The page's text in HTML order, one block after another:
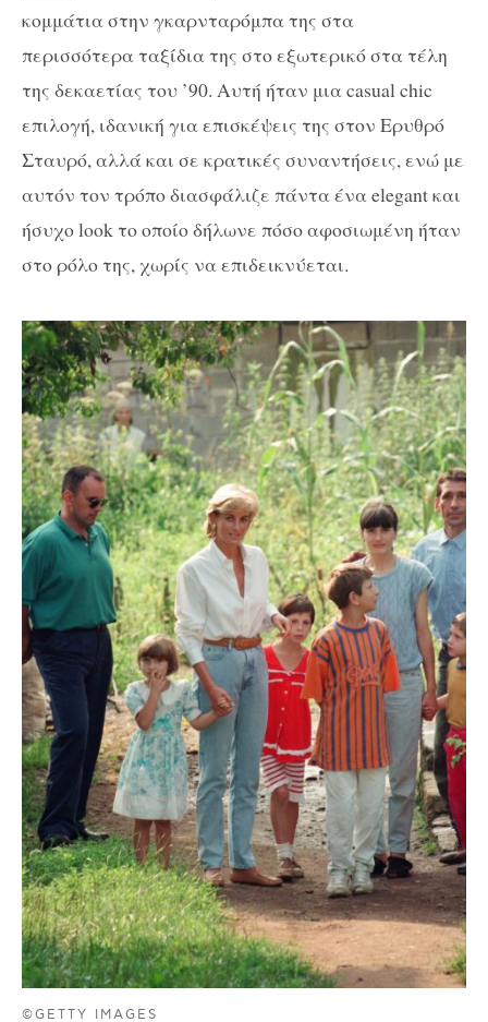
κομμάτια στην γκαρνταρόμπα της στα
περισσότερα ταξίδια της στο εξωτερικό στα τέλη
της δεκαετίας του ’90. Αυτή ήταν μιαcasualchic
επιλογή, ιδανική για επισκέψεις της στον Ερυθρό
Σταυρό, αλλά και σε κρατικές συναντήσεις, ενώ με
αυτόν τον τρόπο διασφάλιζε πάντα έναelegantκαι
ήσυχο look το οποίο δήλωνε πόσο αφοσιωμένη ήταν
στο ρόλο της, χωρίς να επιδεικνύεται.
©GETTY IMAGES